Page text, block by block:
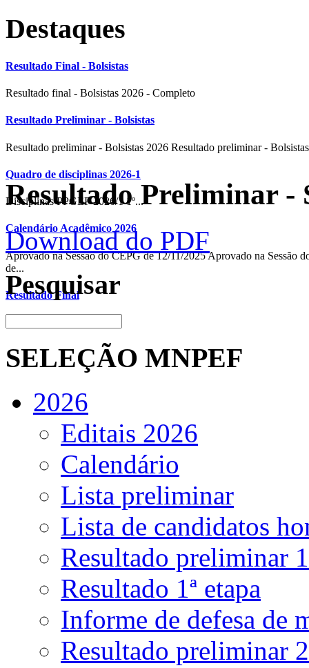
Destaques
Resultado Final - Bolsistas
Resultado final - Bolsistas 2026 - Completo
Resultado Preliminar - Bolsistas
Resultado preliminar - Bolsistas 2026 Resultado preliminar -
Quadro de disciplinas 2026-1
Disciplinas PPGEF 2026/1 1º...
Calendário Acadêmico 2026
Aprovado na Sessão do CEPG de 12/11/2025 Aprovado na Sessão
de...
Resultado Final
Resultado Preliminar -
Download do PDF
Pesquisar
SELEÇÃO MNPEF
2026
Editais 2026
Calendário
Lista preliminar
Lista de candidatos
Resultado preliminar
Resultado 1ª etapa
Informe de defesa de
Resultado preliminar